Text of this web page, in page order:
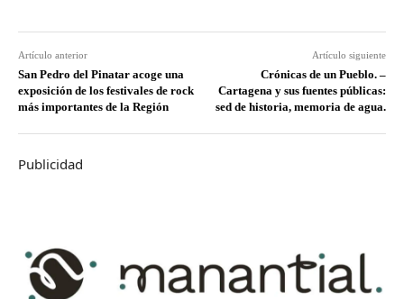
Artículo anterior
San Pedro del Pinatar acoge una
exposición de los festivales de rock
más importantes de la Región
Artículo siguiente
Crónicas de un Pueblo. –
Cartagena y sus fuentes públicas:
sed de historia, memoria de agua.
Publicidad